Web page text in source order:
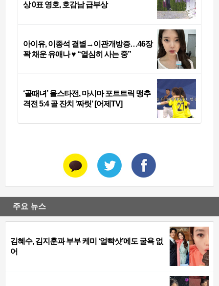
상 0표 영호, 호감남 급부상
아이유, 이종석 결별→이관개방증…46장
꽉 채운 유애나 ♥ “열심히 사는 중”
‘골때녀’ 올스타전, 마시마 포트트릭 맹추
격전 5:4 골 잔치 ‘짜릿’ [어제TV]
주요 뉴스
김혜수, 김지훈과 부부 케미 ‘얼빡샷’에도 굴욕 없
어